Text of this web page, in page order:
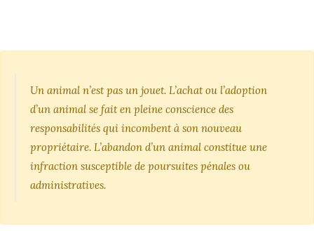
Un animal n’est pas un jouet. L’achat ou l’adoption
d’un animal se fait en pleine conscience des
responsabilités qui incombent à son nouveau
propriétaire. L’abandon d’un animal constitue une
infraction susceptible de poursuites pénales ou
administratives.